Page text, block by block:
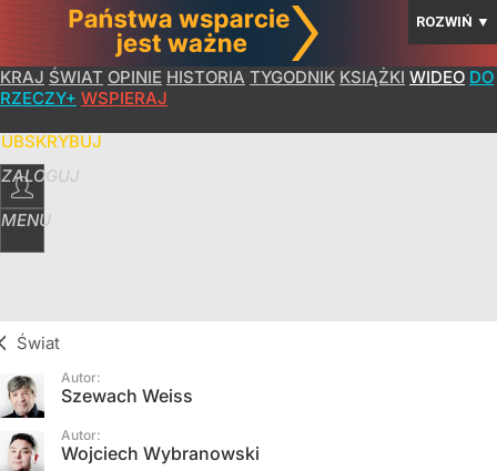
ROZWIŃ ▼
KRAJ ŚWIAT OPINIE HISTORIA TYGODNIK KSIĄŻKI WIDEO DO
RZECZY+ WSPIERAJ
ZALOGUJ
MENU
Świat
Autor:
Szewach Weiss
Autor:
Wojciech Wybranowski